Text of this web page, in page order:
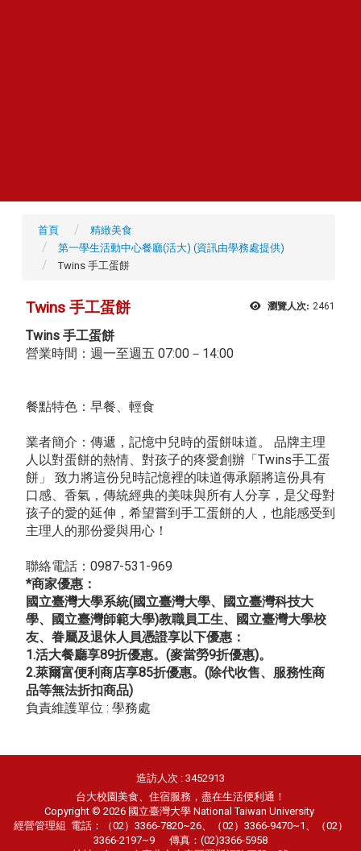
首頁
精緻美食
第一學生活動中心餐廳(活大) (資訊由學務處提供)
Twins 手工蛋餅
瀏覽人次: 2461
Twins 手工蛋餅
Twins 手工蛋餅
營業時間：週一至週五 07:00－14:00
餐點特色：早餐、輕食
業者簡介：傳遞，記憶中兒時的蛋餅味道。 品牌主理
人以對蛋餅的熱情、對孩子的疼愛創辦「Twins手工蛋
餅」 致力將這份兒時記憶裡的味道傳承願將這份具有
口感、香氣，傳統經典的美味與所有人分享，是父母對
孩子的愛的延伸，希望嘗到手工蛋餅的人，也能感受到
主理人的那份愛與用心！
聯絡電話：0987-531-969
*商家優惠：
國立臺灣大學系統(國立臺灣大學、國立臺灣科技大
學、國立臺灣師範大學)教職員工生、國立臺灣大學校
友、眷屬及退休人員憑證享以下優惠：
1.活大餐廳享89折優惠。(麥當勞9折優惠)。
2.萊爾富便利商店享85折優惠。(除代收售、服務性商
品等無法折扣商品)
負責維護單位 : 學務處
造訪人次 : 3452913
台大校園美食、住宿服務，盡在生活便利通！
Copyright © 2026 國立臺灣大學 National Taiwan University
經營管理組 電話：（02）3366-7820~26、（02）3366-9470~1、（02）
3366-2197~9 傳真：(02)3366-5958